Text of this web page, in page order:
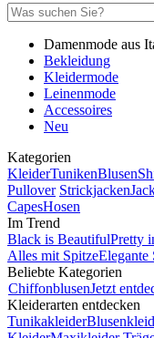
Damenmode aus
Bekleidung
Kleidermode
Leinenmode
Accessoires
Neu
Kategorien
KleiderTunikenBlusen
Pullover Strickjacken
CapesHosen
Im Trend
Black is BeautifulPretty
Alles mit SpitzeElegante
Beliebte Kategorien
ChiffonblusenJetzt
Kleiderarten entdecken
Tunikakleider